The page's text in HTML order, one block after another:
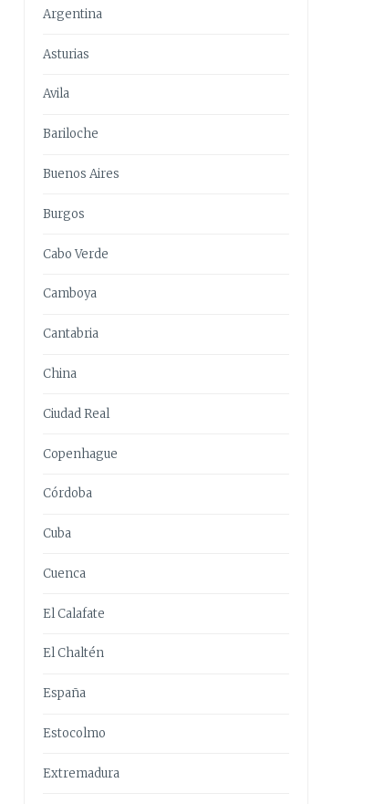
Argentina
Asturias
Avila
Bariloche
Buenos Aires
Burgos
Cabo Verde
Camboya
Cantabria
China
Ciudad Real
Copenhague
Córdoba
Cuba
Cuenca
El Calafate
El Chaltén
España
Estocolmo
Extremadura